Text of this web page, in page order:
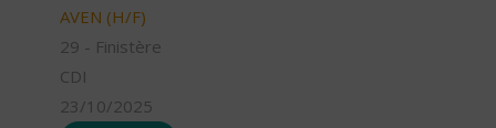
AVEN (H/F)
29 - Finistère
CDI
23/10/2025